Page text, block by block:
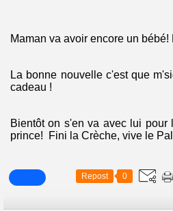
Maman va avoir encore un bébé!
La bonne nouvelle c'est que
cadeau !
Bientôt on s'en va avec lui
prince! Fini la Crèche, vive le
Repost 0